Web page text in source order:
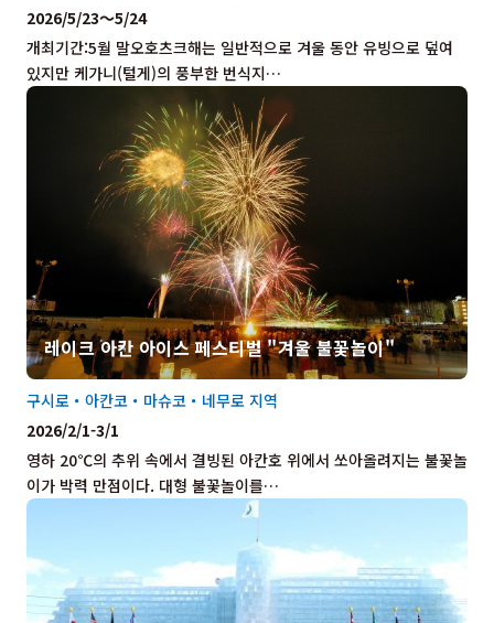
개최기간:5월 말오호츠크해는 일반적으로 겨울 동안 유빙으로 덮여
있지만 케가니(털게)의 풍부한 번식지…
2026/5/23～5/24
레이크 아칸 아이스 페스티벌 "겨울 불꽃놀이"
영하 20℃의 추위 속에서 결빙된 아칸호 위에서 쏘아올려지는 불꽃놀
이가 박력 만점이다. 대형 불꽃놀이를…
구시로・아칸코・마슈코・네무로 지역
2026/2/1-3/1